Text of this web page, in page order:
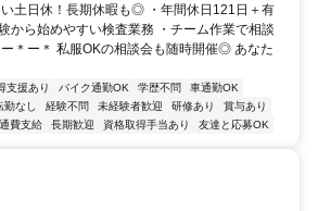
土日休！長期休暇も◎ ・年間休日121日＋有
から始めやすい検査業務 ・チーム作業で相談
＊ー＊ 私服OKの相談会も随時開催◎ あなた
支援あり バイク通勤OK 学歴不問
車通勤OK
勤なし 経験不問 未経験者歓迎 研修あり
賞与あり
費支給 長期歓迎 資格取得手当あり 友達と応募OK